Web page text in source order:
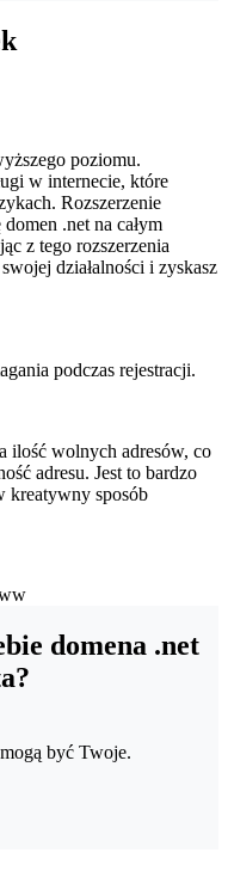
poziomu.
w internecie, które
Rozszerzenie
.net na całym
z tego rozszerzenia
działalności i zyskasz
podczas rejestracji.
ilość wolnych adresów, co
adresu. Jest to bardzo
kreatywny sposób
domena .net
być Twoje.